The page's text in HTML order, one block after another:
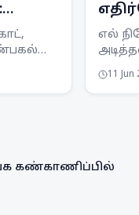
எல்
MTEN
11 Jun
கண்காணிப்பில்